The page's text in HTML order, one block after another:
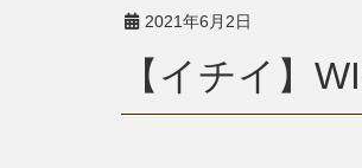
2021年6月2日
【イチイ